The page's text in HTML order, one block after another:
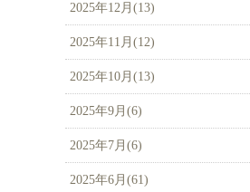
2025年12月(13)
2025年11月(12)
2025年10月(13)
2025年9月(6)
2025年7月(6)
2025年6月(61)